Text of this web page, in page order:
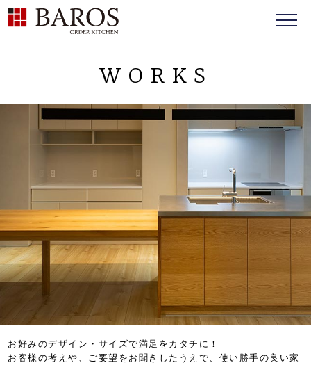
WORKS
お好みのデザイン・サイズで満足をカタチに！
お客様の考えや、ご要望をお聞きしたうえで、使い勝手の良い家